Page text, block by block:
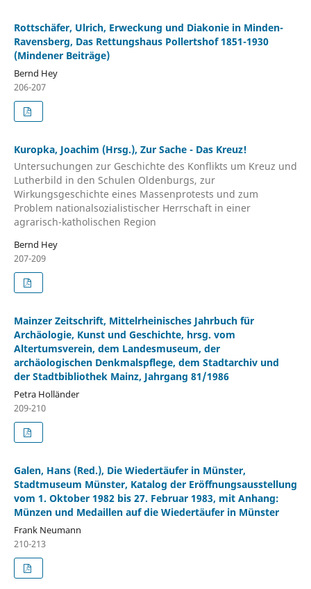
Rottschäfer, Ulrich, Erweckung und Diakonie in Minden-
Ravensberg, Das Rettungshaus Pollertshof 1851-1930
(Mindener Beiträge)
Bernd Hey
206-207
Kuropka, Joachim (Hrsg.), Zur Sache - Das Kreuz!
Untersuchungen zur Geschichte des Konflikts um Kreuz und
Lutherbild in den Schulen Oldenburgs, zur
Wirkungsgeschichte eines Massenprotests und zum
Problem nationalsozialistischer Herrschaft in einer
agrarisch-katholischen Region
Bernd Hey
207-209
Mainzer Zeitschrift, Mittelrheinisches Jahrbuch für
Archäologie, Kunst und Geschichte, hrsg. vom
Altertumsverein, dem Landesmuseum, der
archäologischen Denkmalspflege, dem Stadtarchiv und
der Stadtbibliothek Mainz, Jahrgang 81/1986
Petra Holländer
209-210
Galen, Hans (Red.), Die Wiedertäufer in Münster,
Stadtmuseum Münster, Katalog der Eröffnungsausstellung
vom 1. Oktober 1982 bis 27. Februar 1983, mit Anhang:
Münzen und Medaillen auf die Wiedertäufer in Münster
Frank Neumann
210-213